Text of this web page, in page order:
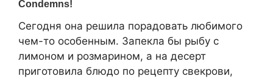
Сегодня она решила порадовать любимого
чем-то особенным. Запекла бы рыбу с
лимоном и розмарином, а на десерт
приготовила блюдо по рецепту свекрови,